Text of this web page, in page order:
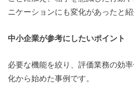
ニケーションにも変化があったと紹
中小企業が参考にしたいポイント
必要な機能を絞り、評価業務の効
化から始めた事例です。